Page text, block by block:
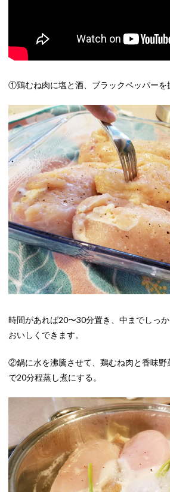
①鶏むね肉に塩と酒、ブラックペッパーを
時間があれば20〜30分置き、中までしっ
おいしくできます。
②鍋に水を沸騰させて、鶏むね肉と香味野
で20分程蒸し煮にする。